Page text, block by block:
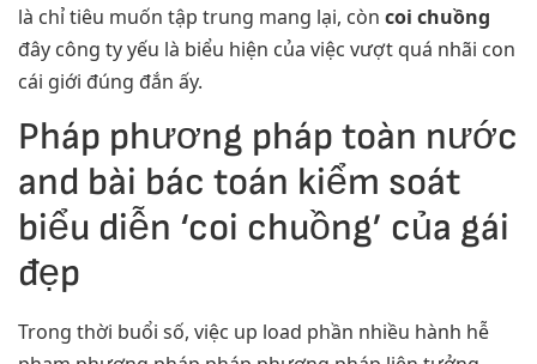
là chỉ tiêu muốn tập trung mang lại, còn coi chuồng
đây công ty yếu là biểu hiện của việc vượt quá nhãi con
cái giới đúng đắn ấy.
Pháp phương pháp toàn nước
and bài bác toán kiểm soát
biểu diễn ‘coi chuồng’ của gái
đẹp
Trong thời buổi số, việc up load phần nhiều hành hễ